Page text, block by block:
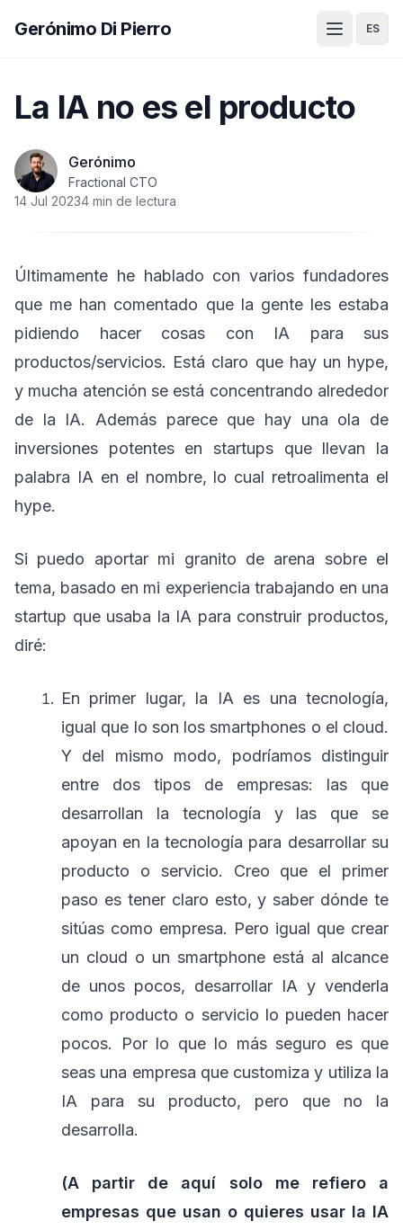
Gerónimo Di Pierro ES
La IA no es el producto
Gerónimo
Fractional CTO
14 Jul 20234 min de lectura
Últimamente he hablado con varios fundadores
que me han comentado que la gente les estaba
pidiendo hacer cosas con IA para sus
productos/servicios. Está claro que hay un hype,
y mucha atención se está concentrando alrededor
de la IA. Además parece que hay una ola de
inversiones potentes en startups que llevan la
palabra IA en el nombre, lo cual retroalimenta el
hype.
Si puedo aportar mi granito de arena sobre el
tema, basado en mi experiencia trabajando en una
startup que usaba la IA para construir productos,
diré:
En primer lugar, la IA es una tecnología,
igual que lo son los smartphones o el cloud.
Y del mismo modo, podríamos distinguir
entre dos tipos de empresas: las que
desarrollan la tecnología y las que se
apoyan en la tecnología para desarrollar su
producto o servicio. Creo que el primer
paso es tener claro esto, y saber dónde te
sitúas como empresa. Pero igual que crear
un cloud o un smartphone está al alcance
de unos pocos, desarrollar IA y venderla
como producto o servicio lo pueden hacer
pocos. Por lo que lo más seguro es que
seas una empresa que customiza y utiliza la
IA para su producto, pero que no la
desarrolla.
(A partir de aquí solo me refiero a
empresas que usan o quieres usar la IA